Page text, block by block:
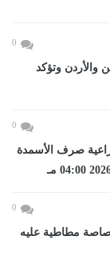
0
والأردن وتؤكد
0
صرف الأسمدة
0
مطاطية عليه